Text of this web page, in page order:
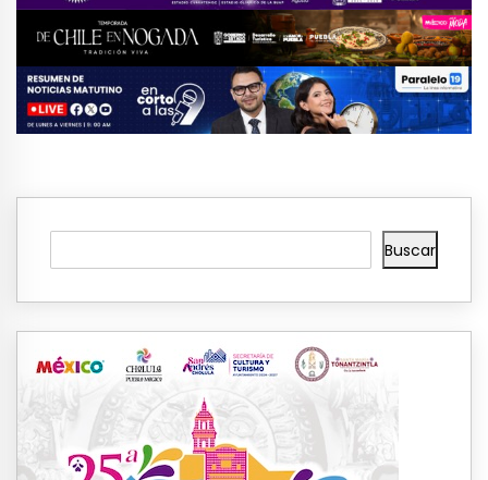
Buscar